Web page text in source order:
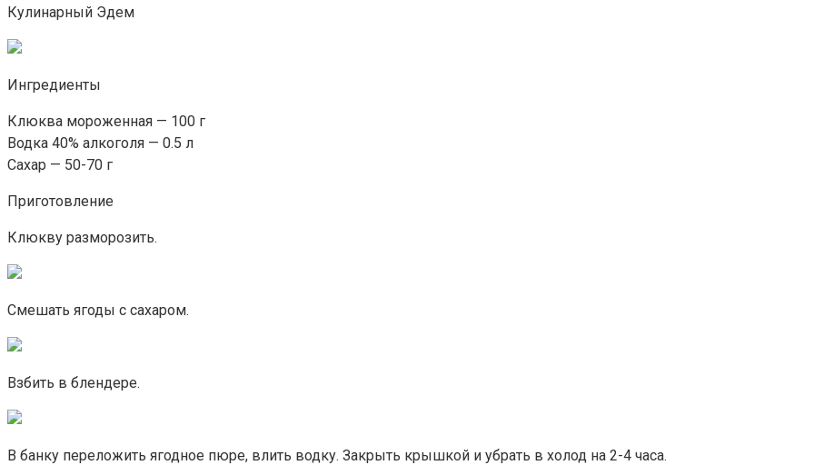
Кулинарный Эдем
Ингредиенты
Клюква мороженная — 100 г
Водка 40% алкоголя — 0.5 л
Сахар — 50-70 г
Приготовление
Клюкву разморозить.
Смешать ягоды с сахаром.
Взбить в блендере.
В банку переложить ягодное пюре, влить водку. Закрыть крышкой и убрать в холод на 2-4 часа.